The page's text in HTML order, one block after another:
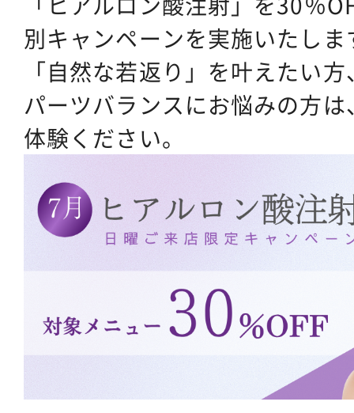
別キャンペーンを実施いたしま
「自然な若返り」を叶えたい
パーツバランスにお悩みの方
体験ください。